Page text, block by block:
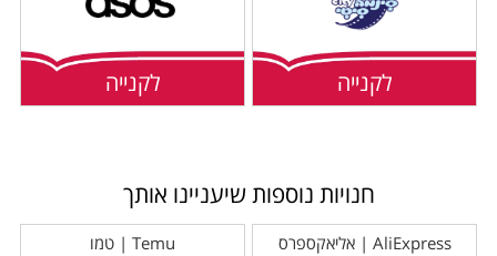
לקנייה לקנייה
חנויות נוספות שיעניינו אותך
AliExpress | אליאקספרס Temu | טמו